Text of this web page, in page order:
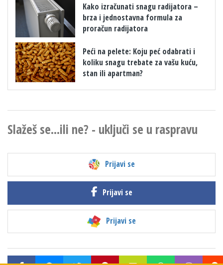
Kako izračunati snagu radijatora –
brza i jednostavna formula za
proračun radijatora
​Peći na pelete: Koju peć odabrati i
koliku snagu trebate za vašu kuću,
stan ili apartman?
Slažeš se...ili ne? - uključi se u raspravu
Prijavi se
Prijavi se
Prijavi se